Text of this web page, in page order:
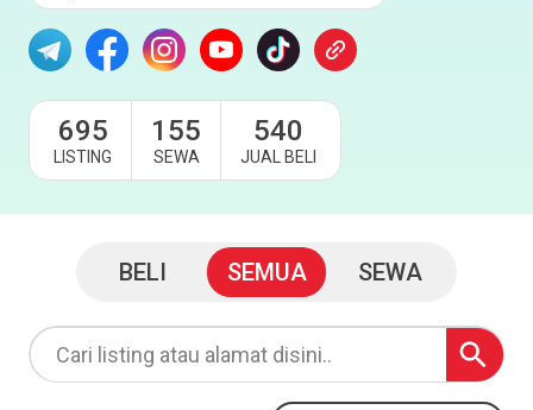
695
LISTING
155
SEWA
540
JUAL BELI
BELI SEMUA SEWA